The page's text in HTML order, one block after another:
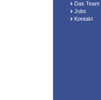
Das Team
Jobs
Kontakt